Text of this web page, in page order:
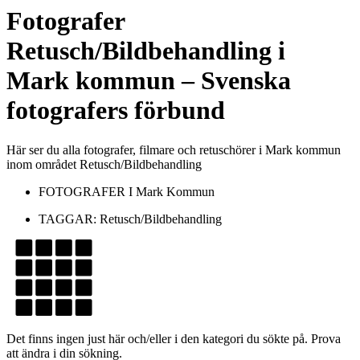
Fotografer
Retusch/Bildbehandling i
Mark kommun– Svenska
fotografers förbund
Här ser du alla fotografer, filmare och retuschörer i Mark kommun
inom området Retusch/Bildbehandling
FOTOGRAFER I Mark Kommun
TAGGAR: Retusch/Bildbehandling
Det finns ingen just här och/eller i den kategori du sökte på. Prova
att ändra i din sökning.